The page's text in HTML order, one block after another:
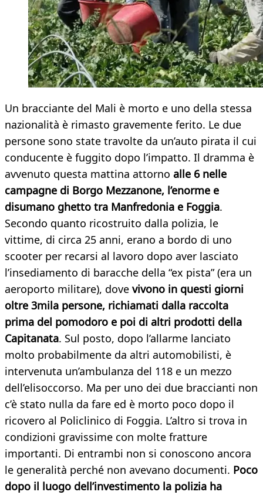
Un bracciante del Mali è morto e uno della stessa
nazionalità è rimasto gravemente ferito. Le due
persone sono state travolte da un’auto pirata il cui
conducente è fuggito dopo l’impatto. Il dramma è
avvenuto questa mattina attorno alle 6 nelle
campagne di Borgo Mezzanone, l’enorme e
disumano ghetto tra Manfredonia e Foggia.
Secondo quanto ricostruito dalla polizia, le
vittime, di circa 25 anni, erano a bordo di uno
scooter per recarsi al lavoro dopo aver lasciato
l’insediamento di baracche della “ex pista” (era un
aeroporto militare), dove vivono in questi giorni
oltre 3mila persone, richiamati dalla raccolta
prima del pomodoro e poi di altri prodotti della
Capitanata. Sul posto, dopo l’allarme lanciato
molto probabilmente da altri automobilisti, è
intervenuta un’ambulanza del 118 e un mezzo
dell’elisoccorso. Ma per uno dei due braccianti non
c’è stato nulla da fare ed è morto poco dopo il
ricovero al Policlinico di Foggia. L’altro si trova in
condizioni gravissime con molte fratture
importanti. Di entrambi non si conoscono ancora
le generalità perché non avevano documenti. Poco
dopo il luogo dell’investimento la polizia ha